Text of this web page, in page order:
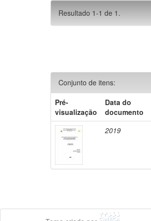
Resultado 1-1 de 1.
Conjunto de itens:
Pré-
visualização
Data do
documento
2019